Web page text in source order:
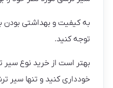
به کیفیت و بهداشتی
توجه کنید.
بهتر است از خرید نوع
خودداری کنید و تنها سیر